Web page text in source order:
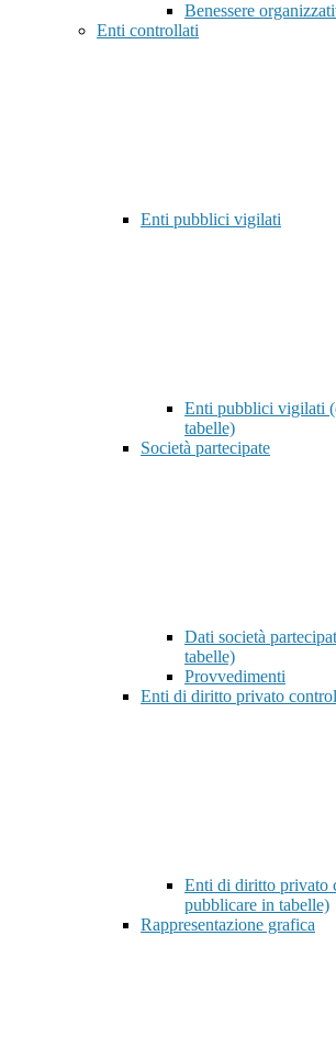
Benessere
Enti controllati
Enti pubblici vigilati
Enti pubblici vigilati
tabelle)
Società partecipate
Dati società
tabelle)
Provvedimenti
Enti di diritto privato
Enti di diritto privato
pubblicare in tabelle)
Rappresentazione grafica